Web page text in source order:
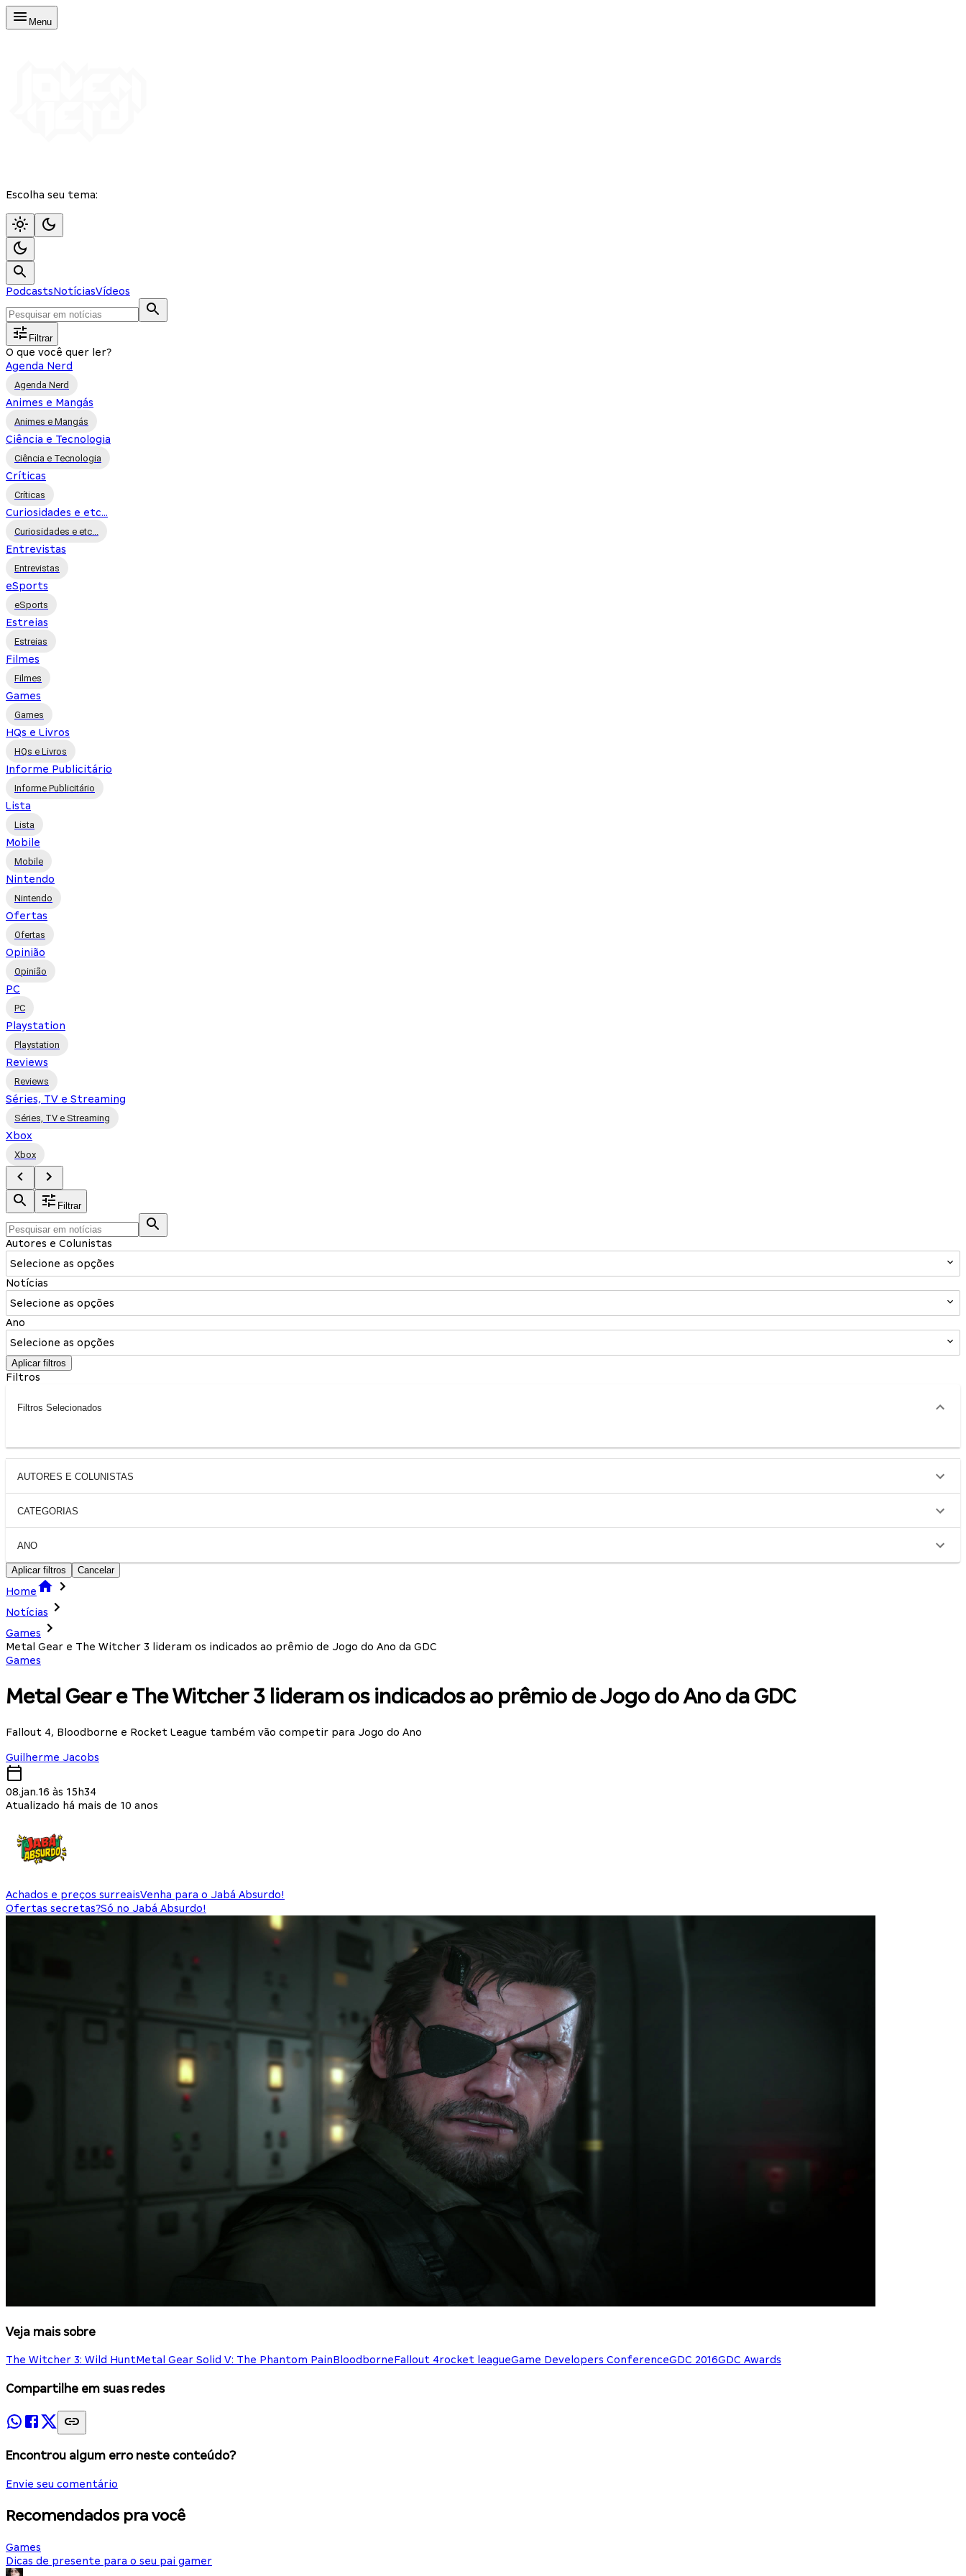
Menu
Escolha seu tema:
PodcastsNotíciasVídeos
Filtrar
O que você quer ler?
Agenda Nerd
Agenda Nerd
Animes e Mangás
Animes e Mangás
Ciência e Tecnologia
Ciência e Tecnologia
Críticas
Críticas
Curiosidades e etc...
Curiosidades e etc...
Entrevistas
Entrevistas
eSports
eSports
Estreias
Estreias
Filmes
Filmes
Games
Games
HQs e Livros
HQs e Livros
Informe Publicitário
Informe Publicitário
Lista
Lista
Mobile
Mobile
Nintendo
Nintendo
Ofertas
Ofertas
Opinião
Opinião
PC
PC
Playstation
Playstation
Reviews
Reviews
Séries, TV e Streaming
Séries, TV e Streaming
Xbox
Xbox
Filtrar
Autores e Colunistas
Selecione as opções
Notícias
Selecione as opções
Ano
Selecione as opções
Aplicar filtros
Filtros
Filtros Selecionados
AUTORES E COLUNISTAS
CATEGORIAS
ANO
Aplicar filtros Cancelar
Home
Notícias
Games
Metal Gear e The Witcher 3 lideram os indicados ao prêmio de Jogo do Ano da GDC
Games
Metal Gear e The Witcher 3 lideram os indicados ao prêmio de Jogo do Ano da GDC
Fallout 4, Bloodborne e Rocket League também vão competir para Jogo do Ano
Guilherme Jacobs
08.jan.16 às 15h34
Atualizado há mais de 10 anos
Achados e preços surreaisVenha para o Jabá Absurdo!
Ofertas secretas?Só no Jabá Absurdo!
Veja mais sobre
The Witcher 3: Wild HuntMetal Gear Solid V: The Phantom PainBloodborneFallout 4rocket leagueGame Developers ConferenceGDC 2016GDC Awards
Compartilhe em suas redes
Encontrou algum erro neste conteúdo?
Envie seu comentário
Recomendados pra você
Games
Dicas de presente para o seu pai gamer